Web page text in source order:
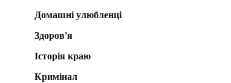
Домашні улюбленці
Здоров'я
Історія краю
Кримінал